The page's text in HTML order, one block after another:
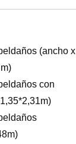
(ancho x
con